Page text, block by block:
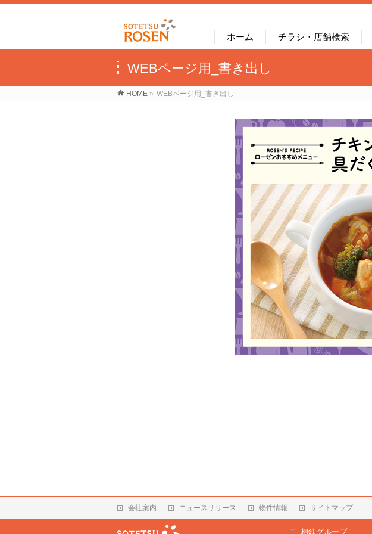
ホーム チラシ・店舗検索
WEBページ用_書き出し
HOME » WEBページ用_書き出し
会社案内 ニュースリリース 物件情報 サイトマップ
相鉄グループ